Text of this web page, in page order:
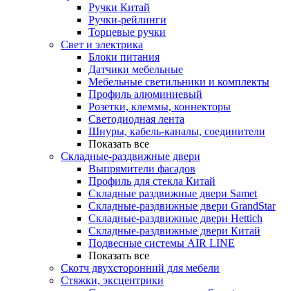
Ручки Китай
Ручки-рейлинги
Торцевые ручки
Свет и электрика
Блоки питания
Датчики мебельные
Мебельные светильники и комплекты
Профиль алюминиевый
Розетки, клеммы, коннекторы
Светодиодная лента
Шнуры, кабель-каналы, соединители
Показать все
Складные-раздвижные двери
Выпрямители фасадов
Профиль для стекла Китай
Складные раздвижные двери Samet
Складные-раздвижные двери GrandStar
Складные-раздвижные двери Hettich
Складные-раздвижные двери Китай
Подвесные системы AIR LINE
Показать все
Скотч двухсторонний для мебели
Стяжки, эксцентрики